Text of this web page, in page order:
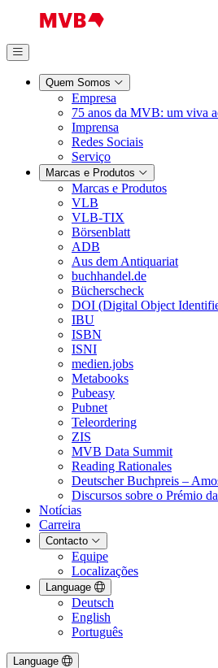
Quem Somos
Empresa
75 anos da MVB: um viva
Imprensa
Redes Sociais
Serviço
Marcas e Produtos
Marcas e Produtos
VLB
VLB-TIX
Börsenblatt
ADB
Aus dem Antiquariat
buchhandel.de
Bücherscheck
DOI (Digital Object
IBU
ISBN
ISNI
medien.jobs
Metabooks
Pubeasy
Pubnet
Teleordering
ZIS
MVB Data Summit
Reading Rationales
Deutscher Buchpreis –
Discursos sobre o Prémio
Notícias
Carreira
Contacto
Equipe
Localizações
Language
Deutsch
English
Português
Language